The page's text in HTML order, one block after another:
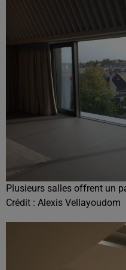
Plusieurs salles offrent un
Crédit : Alexis Vellayoudom